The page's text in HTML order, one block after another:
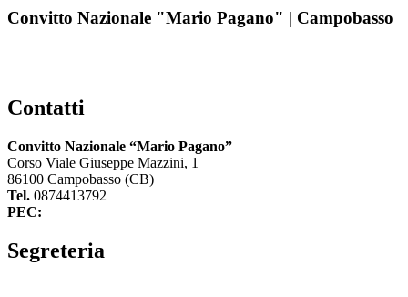
Convitto Nazionale "Mario Pagano" | Campobasso
Contatti
Convitto Nazionale “Mario Pagano”
Corso Viale Giuseppe Mazzini, 1
86100 Campobasso (CB)
Tel. 0874413792
PEC:
Segreteria